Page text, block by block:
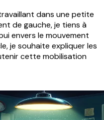
dans une petite
de gauche, je tiens à
envers le mouvement
je souhaite expliquer les
cette mobilisation